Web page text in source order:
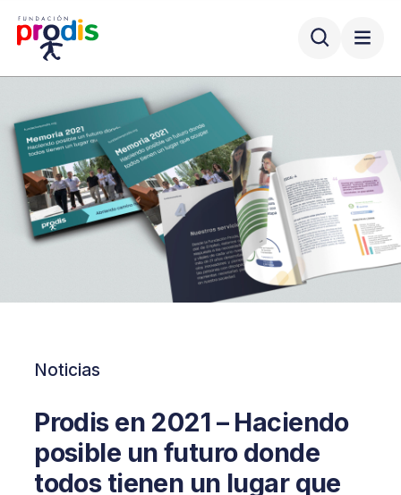
Noticias
Prodis en 2021 – Haciendo
posible un futuro donde
todos tienen un lugar que